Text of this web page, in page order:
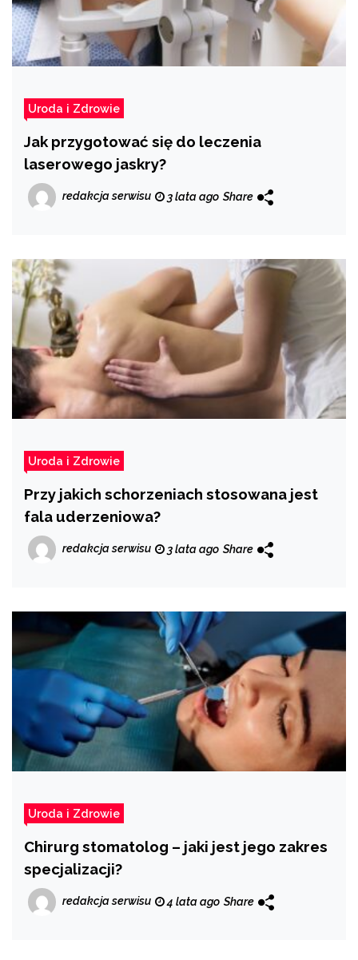
Uroda i Zdrowie
Jak przygotować się do leczenia
laserowego jaskry?
redakcja serwisu 3 lata ago Share
Uroda i Zdrowie
Przy jakich schorzeniach stosowana jest
fala uderzeniowa?
redakcja serwisu 3 lata ago Share
Uroda i Zdrowie
Chirurg stomatolog – jaki jest jego zakres
specjalizacji?
redakcja serwisu 4 lata ago Share